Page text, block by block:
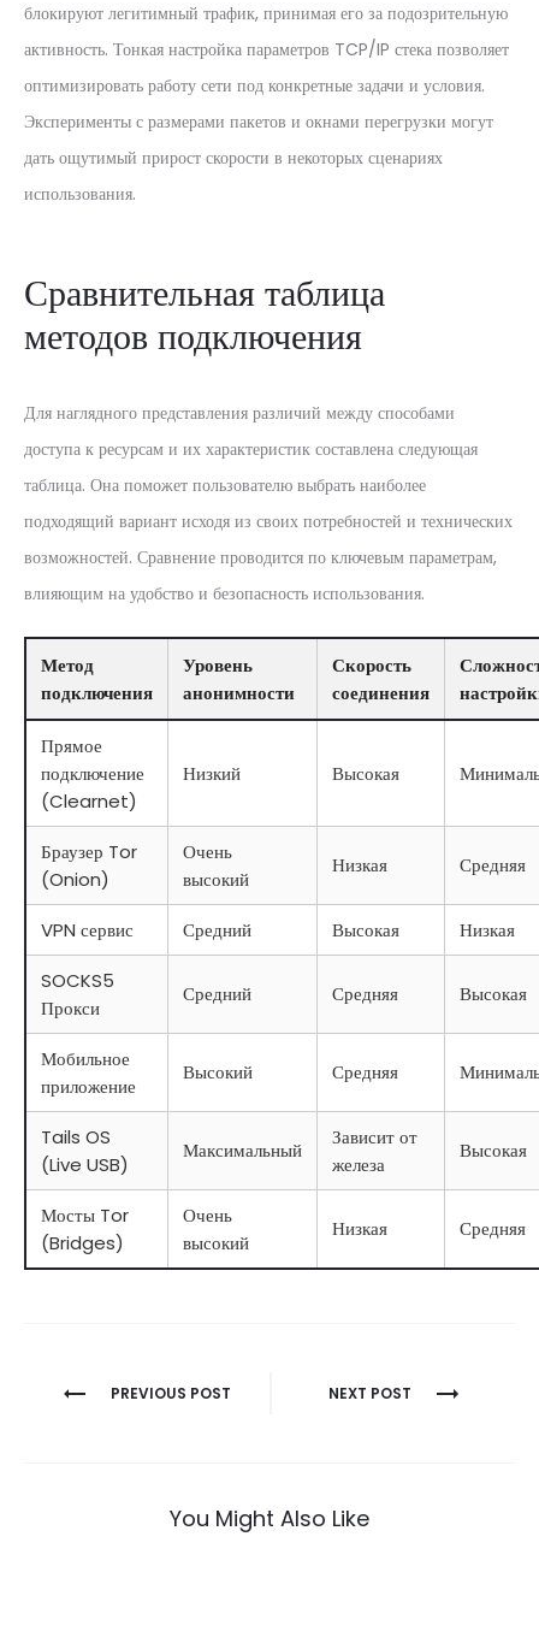
блокируют легитимный трафик, принимая его за подозрительную
активность. Тонкая настройка параметров TCP/IP стека позволяет
оптимизировать работу сети под конкретные задачи и условия.
Эксперименты с размерами пакетов и окнами перегрузки могут
дать ощутимый прирост скорости в некоторых сценариях
использования.
Сравнительная таблица
методов подключения
Для наглядного представления различий между способами
доступа к ресурсам и их характеристик составлена следующая
таблица. Она поможет пользователю выбрать наиболее
подходящий вариант исходя из своих потребностей и технических
возможностей. Сравнение проводится по ключевым параметрам,
влияющим на удобство и безопасность использования.
Метод
подключения
Уровень
анонимности
Скорость
соединения
Прямое
подключение
(Clearnet)
Низкий Высокая
Браузер Tor
(Onion)
Очень
высокий
Низкая Средняя
VPN сервис Средний Высокая
Низкая
SOCKS5
Прокси
Средний Средняя Высокая
Мобильное
приложение
Высокий Средняя
Tails OS
(Live USB)
Максимальный
Зависит от
железа
Высокая
Мосты Tor
(Bridges)
Очень
высокий
Низкая Средняя
Berichtnavigatie
PREVIOUS POST NEXT POST
You Might Also Like